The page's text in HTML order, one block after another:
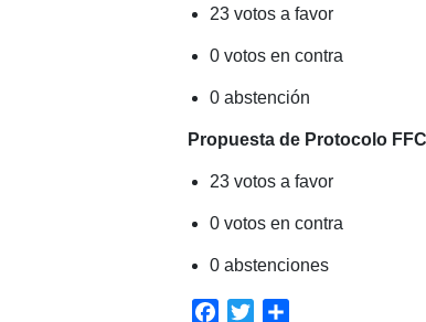
23 votos a favor
0 votos en contra
0 abstención
Propuesta de Protocolo
23 votos a favor
0 votos en contra
0 abstenciones
Facebook
Twitter